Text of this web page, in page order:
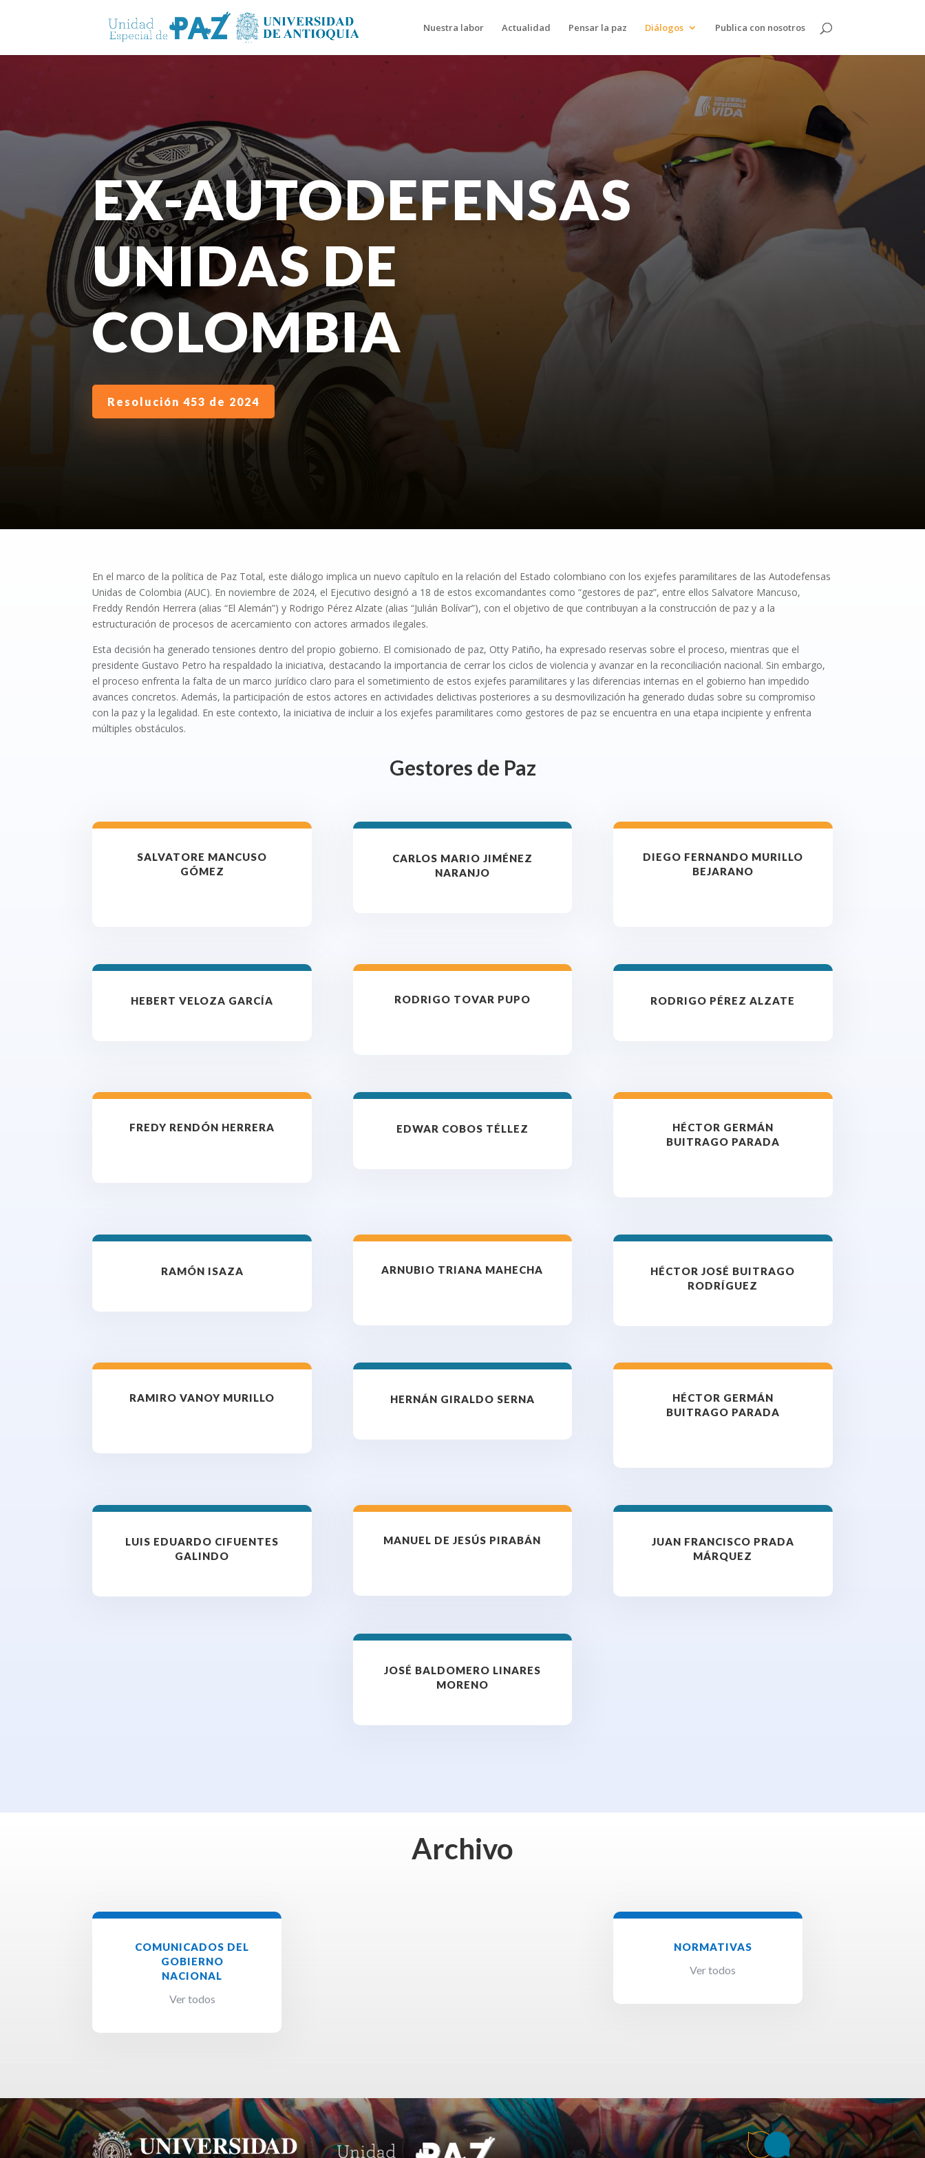
Nuestra labor Actualidad Pensar la paz Diálogos Publica con nosotros
EX-AUTODEFENSAS
UNIDAS DE
COLOMBIA
Resolución 453 de 2024
En el marco de la política de Paz Total, este diálogo implica un nuevo capítulo en la relación del Estado colombiano con los exjefes paramilitares de las Autodefensas
Unidas de Colombia (AUC). En noviembre de 2024, el Ejecutivo designó a 18 de estos excomandantes como “gestores de paz”, entre ellos Salvatore Mancuso,
Freddy Rendón Herrera (alias “El Alemán”) y Rodrigo Pérez Alzate (alias “Julián Bolívar”), con el objetivo de que contribuyan a la construcción de paz y a la
estructuración de procesos de acercamiento con actores armados ilegales.
Esta decisión ha generado tensiones dentro del propio gobierno. El comisionado de paz, Otty Patiño, ha expresado reservas sobre el proceso, mientras que el
presidente Gustavo Petro ha respaldado la iniciativa, destacando la importancia de cerrar los ciclos de violencia y avanzar en la reconciliación nacional. Sin embargo,
el proceso enfrenta la falta de un marco jurídico claro para el sometimiento de estos exjefes paramilitares y las diferencias internas en el gobierno han impedido
avances concretos. Además, la participación de estos actores en actividades delictivas posteriores a su desmovilización ha generado dudas sobre su compromiso
con la paz y la legalidad. En este contexto, la iniciativa de incluir a los exjefes paramilitares como gestores de paz se encuentra en una etapa incipiente y enfrenta
múltiples obstáculos.
Gestores de Paz
SALVATORE MANCUSO
GÓMEZ
CARLOS MARIO JIMÉNEZ
NARANJO
DIEGO FERNANDO MURILLO
BEJARANO
HEBERT VELOZA GARCÍA RODRIGO TOVAR PUPO RODRIGO PÉREZ ALZATE
FREDY RENDÓN HERRERA EDWAR COBOS TÉLLEZ
HÉCTOR GERMÁN
BUITRAGO PARADA
RAMÓN ISAZA ARNUBIO TRIANA MAHECHA
HÉCTOR JOSÉ BUITRAGO
RODRÍGUEZ
RAMIRO VANOY MURILLO HERNÁN GIRALDO SERNA
HÉCTOR GERMÁN
BUITRAGO PARADA
LUIS EDUARDO CIFUENTES
GALINDO
MANUEL DE JESÚS PIRABÁN
JUAN FRANCISCO PRADA
MÁRQUEZ
JOSÉ BALDOMERO LINARES
MORENO
Archivo
COMUNICADOS DEL
GOBIERNO
NACIONAL
Ver todos
NORMATIVAS
Ver todos